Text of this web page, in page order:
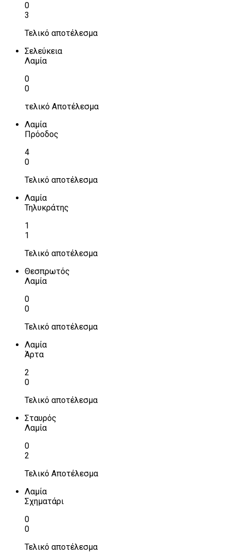
0
3
Τελικό αποτέλεσμα
Σελεύκεια
Λαμία
0
0
τελικό Αποτέλεσμα
Λαμία
Πρόοδος
4
0
Τελικό αποτέλεσμα
Λαμία
Τηλυκράτης
1
1
Τελικό αποτέλεσμα
Θεσπρωτός
Λαμία
0
0
Τελικό αποτέλεσμα
Λαμία
Άρτα
2
0
Τελικό αποτέλεσμα
Σταυρός
Λαμία
0
2
Τελικό Αποτέλεσμα
Λαμία
Σχηματάρι
0
0
Τελικό αποτέλεσμα